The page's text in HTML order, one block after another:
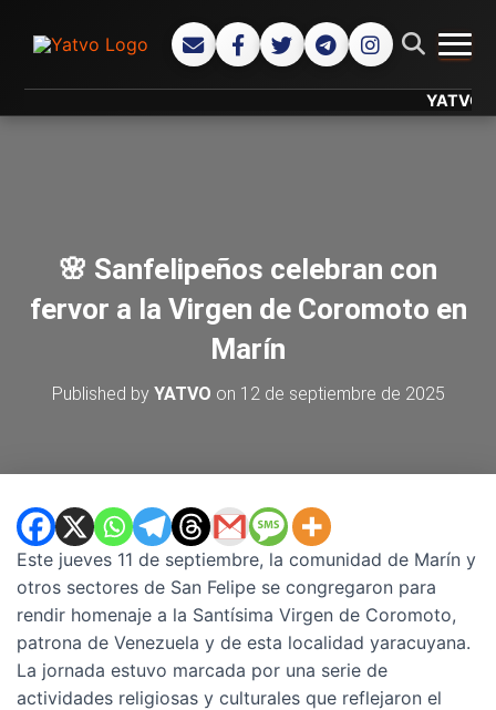
YATVO...
🌸 Sanfelipeños celebran con
fervor a la Virgen de Coromoto en
Marín
Published by YATVO on 12 de septiembre de 2025
Este jueves 11 de septiembre, la comunidad de Marín y
otros sectores de San Felipe se congregaron para
rendir homenaje a la Santísima Virgen de Coromoto,
patrona de Venezuela y de esta localidad yaracuyana.
La jornada estuvo marcada por una serie de
actividades religiosas y culturales que reflejaron el